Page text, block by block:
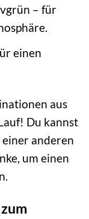
– für
einen
aus
Du kannst
anderen
um einen